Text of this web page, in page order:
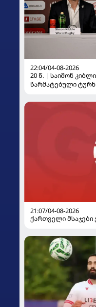
22:04/04-08-2026
20 წ. | საიმონ
წარმატებული
21:07/04-08-2026
ქართველი მსაჯები